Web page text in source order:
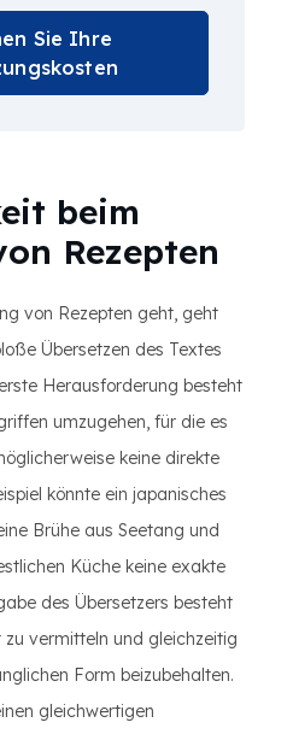
Sie Ihre
beim
Rezepten
von Rezepten geht, geht
Übersetzen des Textes
Herausforderung besteht
umzugehen, für die es
keine direkte
könnte ein japanisches
Brühe aus Seetang und
Küche keine exakte
des Übersetzers besteht
vermitteln und gleichzeitig
Form beizubehalten.
gleichwertigen